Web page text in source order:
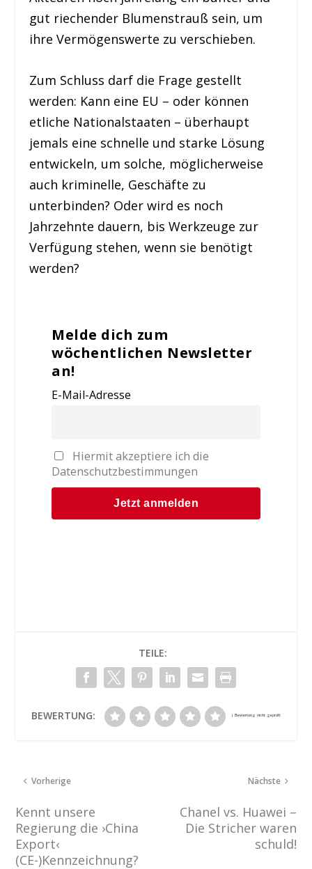
gut riechender Blumenstrauß sein, um
ihre Vermögenswerte zu verschieben.
Zum Schluss darf die Frage gestellt
werden: Kann eine EU – oder können
etliche Nationalstaaten – überhaupt
jemals eine schnelle und starke Lösung
entwickeln, um solche, möglicherweise
auch kriminelle, Geschäfte zu
unterbinden? Oder wird es noch
Jahrzehnte dauern, bis Werkzeuge zur
Verfügung stehen, wenn sie benötigt
werden?
Melde dich zum
wöchentlichen Newsletter
an!
E-Mail-Adresse
Hiermit akzeptiere ich die
Datenschutzbestimmungen
TEILE:
BEWERTUNG:
Vorherige
Kennt unsere
Regierung die ›China
Export‹
(CE-)Kennzeichnung?
Nächste
Chanel vs. Huawei –
Die Stricher waren
schuld!